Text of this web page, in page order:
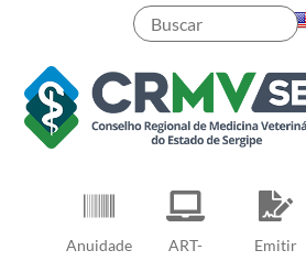
content
Anuidade
ART-
Emitir